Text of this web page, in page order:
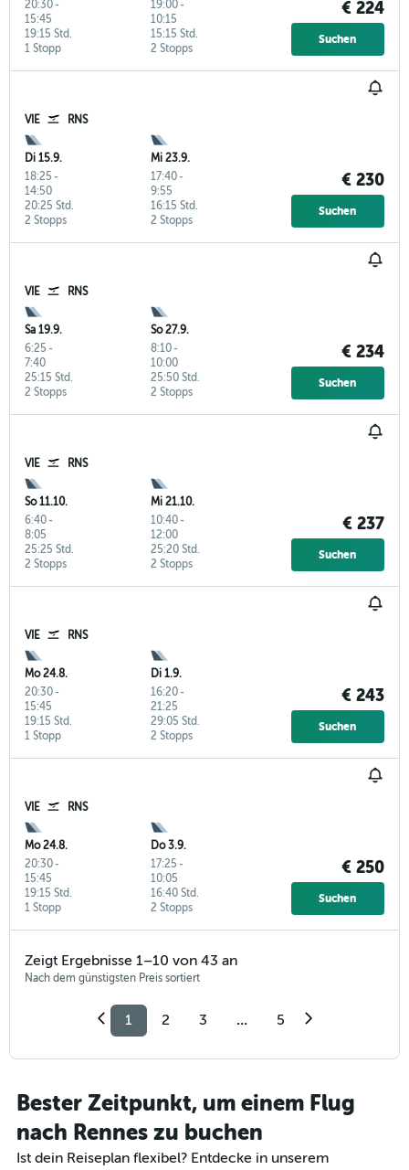
20:30-
15:45
1 Stopp
19:15 Std.
19:00-
10:15
2 Stopps
15:15 Std.
€ 224
Suchen
VIE RNS
Di 15.9.
18:25 -
14:50
2 Stopps
20:25 Std.
Mi 23.9.
17:40-
9:55
2 Stopps
16:15 Std.
€ 230
Suchen
VIE RNS
Sa 19.9.
6:25 -
7:40
2 Stopps
25:15 Std.
So 27.9.
8:10-
10:00
2 Stopps
25:50 Std.
€ 234
Suchen
VIE RNS
So 11.10.
6:40-
8:05
2 Stopps
25:25 Std.
Mi 21.10.
10:40-
12:00
2 Stopps
25:20 Std.
€ 237
Suchen
VIE RNS
Mo 24.8.
20:30-
15:45
1 Stopp
19:15 Std.
Di 1.9.
16:20-
21:25
2 Stopps
29:05 Std.
€ 243
Suchen
VIE RNS
Mo 24.8.
20:30-
15:45
1 Stopp
19:15 Std.
Do 3.9.
17:25 -
10:05
2 Stopps
16:40 Std.
€ 250
Suchen
Zeigt Ergebnisse 1–10 von 43 an
Nach dem günstigsten Preis sortiert
1 2 3 ... 5
Bester Zeitpunkt, um einem Flug
nach Rennes zu buchen
Ist dein Reiseplan flexibel? Entdecke in unserem